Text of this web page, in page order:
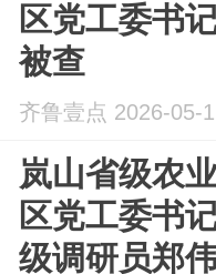
区党工委书
被查
齐鲁壹点 2026-05-
岚山省级农
区党工委书
级调研员郑